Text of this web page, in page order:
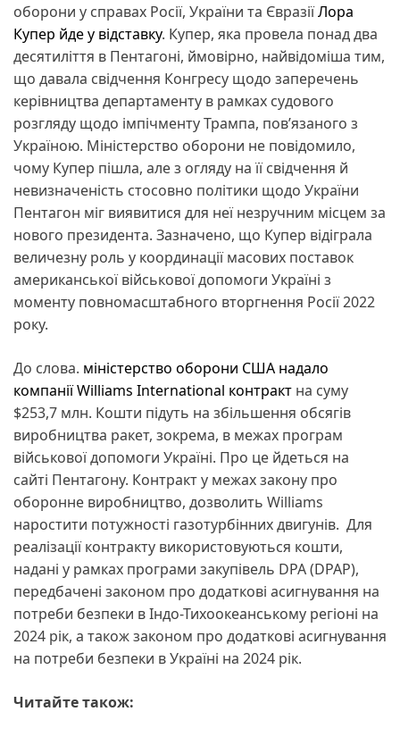
оборони у справах Росії, України та ЄвразіїЛора
Купер йде у відставку. Купер, яка провела понад два
десятиліття в Пентагоні, ймовірно, найвідоміша тим,
що давала свідчення Конгресу щодо заперечень
керівництва департаменту в рамках судового
розгляду щодо імпічменту Трампа, пов’язаного з
Україною. Міністерство оборони не повідомило,
чому Купер пішла, але з огляду на її свідчення й
невизначеність стосовно політики щодо України
Пентагон міг виявитися для неї незручним місцем за
нового президента. Зазначено, що Купер відіграла
величезну роль у координації масових поставок
американської військової допомоги Україні з
моменту повномасштабного вторгнення Росії 2022
року.
До слова. міністерство оборони США надало
компанії Williams International контракт на суму
$253,7 млн. Кошти підуть на збільшення обсягів
виробництва ракет, зокрема, в межах програм
військової допомоги Україні. Про це йдеться на
сайті Пентагону. Контракт у межах закону про
оборонне виробництво, дозволить Williams
наростити потужності газотурбінних двигунів. Для
реалізації контракту використовуються кошти,
надані у рамках програми закупівель DPA (DPAP),
передбачені законом про додаткові асигнування на
потреби безпеки в Індо-Тихоокеанському регіоні на
2024 рік, а також законом про додаткові асигнування
на потреби безпеки в Україні на 2024 рік.
Читайте також: